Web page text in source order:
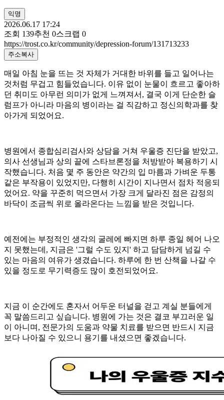
익명
2026.06.17 17:24
조회 139추천 0스크랩 0
https://trost.co.kr/community/depression-forum/131713233
주소복사
​매일 아침 눈을 뜨는 것 자체가 거대한 바위를 들고 일어나는
것처럼 무겁고 힘들었습니다. 이유 없이 눈물이 흐르고 좋아하
던 취미도 아무런 의미가 없게 느껴져서, 결국 이게 단순한 슬
럼프가 아니라 마음의 병이라는 걸 직감하고 정신의학과를 찾
아가게 되었어요.
​병원에서 종합심리검사와 상담을 거쳐 우울증 진단을 받았고,
의사 선생님과 상의 끝에 스타브론정을 처방받아 복용하기 시
작했습니다. 처음 몇 주 동안은 약간의 입 마름과 가벼운 두통
같은 부작용이 있었지만, 다행히 시간이 지나면서 점차 적응되
었어요. 약을 꾸준히 먹으면서 가장 크게 달라진 점은 감정의
바닥이 조금씩 위로 올라온다는 느낌을 받은 것입니다.
​예전에는 부정적인 생각의 굴레에 빠지면 하루 종일 헤어 나오
지 못했는데, 지금은 '그럴 수도 있지' 하고 담담하게 넘길 수
있는 마음의 여유가 생겼습니다. 하루에 한 번 산책을 나갈 수
있을 정도로 무기력증도 많이 호전되었어요.
​지금 이 순간에도 혼자서 어두운 터널을 걷고 계실 분들에게
꼭 말씀드리고 싶습니다. 병원에 가는 것은 결코 부끄러운 일
이 아니며, 전문가의 도움과 약물 치료를 받으면 반드시 지금
보다 나아질 수 있으니 용기를 내셨으면 좋겠습니다.